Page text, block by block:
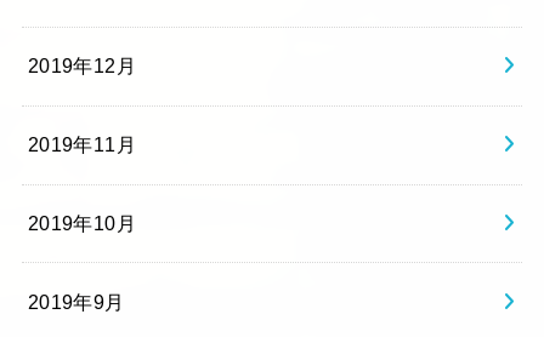
2019年12月
2019年11月
2019年10月
2019年9月